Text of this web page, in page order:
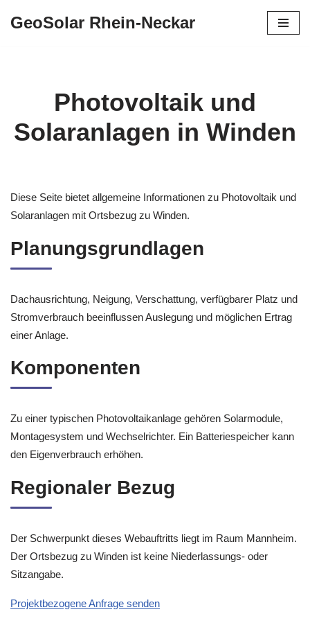
GeoSolar Rhein-Neckar
Photovoltaik und
Solaranlagen in Winden
Diese Seite bietet allgemeine Informationen zu Photovoltaik und
Solaranlagen mit Ortsbezug zu Winden.
Planungsgrundlagen
Dachausrichtung, Neigung, Verschattung, verfügbarer Platz und
Stromverbrauch beeinflussen Auslegung und möglichen Ertrag
einer Anlage.
Komponenten
Zu einer typischen Photovoltaikanlage gehören Solarmodule,
Montagesystem und Wechselrichter. Ein Batteriespeicher kann
den Eigenverbrauch erhöhen.
Regionaler Bezug
Der Schwerpunkt dieses Webauftritts liegt im Raum Mannheim.
Der Ortsbezug zu Winden ist keine Niederlassungs- oder
Sitzangabe.
Projektbezogene Anfrage senden